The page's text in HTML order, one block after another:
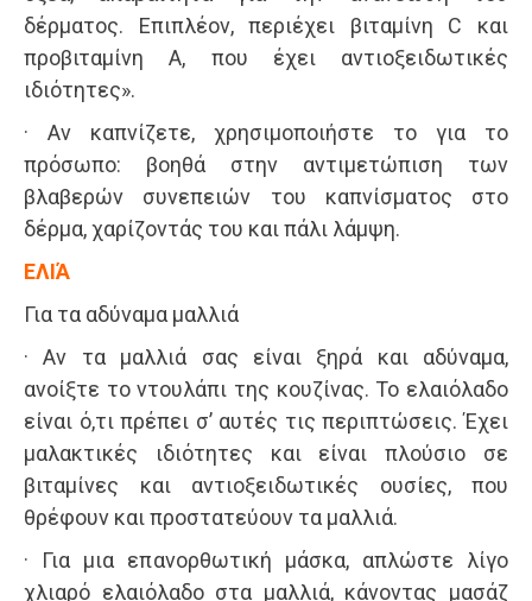
δέρματος. Επιπλέον, περιέχει βιταμίνη C και
προβιταμίνη Α, που έχει αντιοξειδωτικές
ιδιότητες».
· Αν καπνίζετε, χρησιμοποιήστε το για το
πρόσωπο: βοηθά στην αντιμετώπιση των
βλαβερών συνεπειών του καπνίσματος στο
δέρμα, χαρίζοντάς του και πάλι λάμψη.
ΕΛΙΆ
Για τα αδύναμα μαλλιά
· Αν τα μαλλιά σας είναι ξηρά και αδύναμα,
ανοίξτε το ντουλάπι της κουζίνας. Το ελαιόλαδο
είναι ό,τι πρέπει σ’ αυτές τις περιπτώσεις. Έχει
μαλακτικές ιδιότητες και είναι πλούσιο σε
βιταμίνες και αντιοξειδωτικές ουσίες, που
θρέφουν και προστατεύουν τα μαλλιά.
· Για μια επανορθωτική μάσκα, απλώστε λίγο
χλιαρό ελαιόλαδο στα μαλλιά, κάνοντας μασάζ